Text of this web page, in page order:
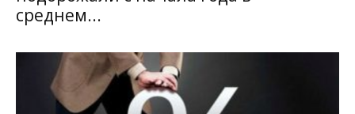
среднем...